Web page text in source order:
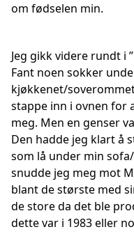
om fødselen min.
Jeg gikk videre rundt i
Fant noen sokker
kjøkkenet/
stappe inn i ovnen for
meg. Men en genser
Den hadde jeg klart å
som lå under min
snudde jeg meg mot
blant de største med
de store da det ble
dette var i 1983 eller